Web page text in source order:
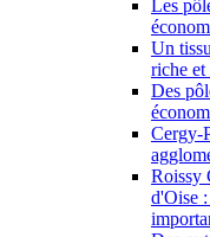
Les
Un
riche
Des
Cergy-
Roissy
d'Oise